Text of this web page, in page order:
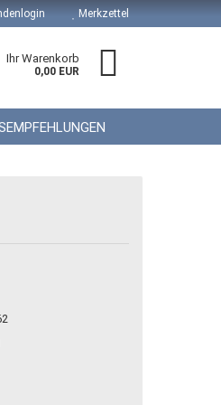
Merkzettel
Ihr Warenkorb
0,00 EUR